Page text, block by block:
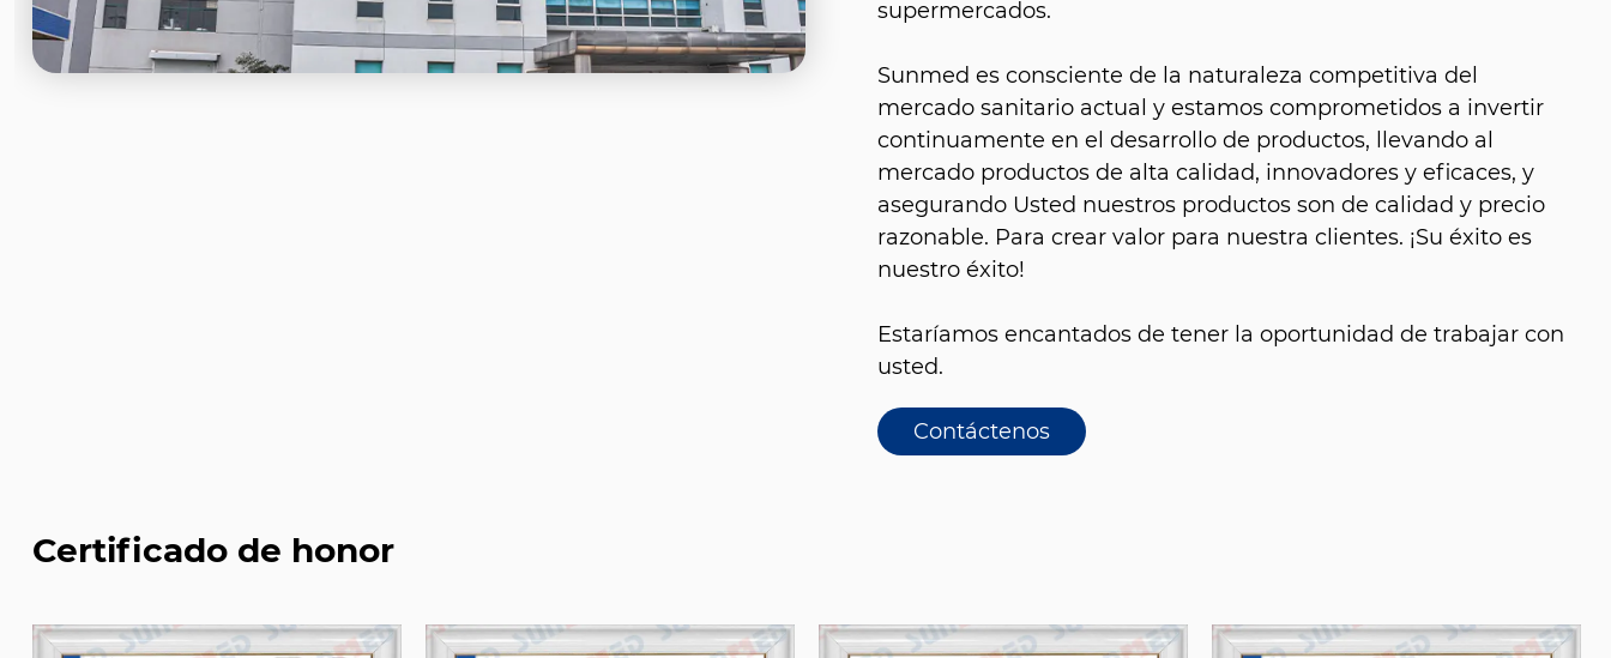
supermercados.
Sunmed es consciente de la naturaleza competitiva del
mercado sanitario actual y estamos comprometidos a invertir
continuamente en el desarrollo de productos, llevando al
mercado productos de alta calidad, innovadores y eficaces, y
asegurando Usted nuestros productos son de calidad y precio
razonable. Para crear valor para nuestra clientes. ¡Su éxito es
nuestro éxito!
Estaríamos encantados de tener la oportunidad de trabajar con
usted.
Contáctenos
Certificado de honor